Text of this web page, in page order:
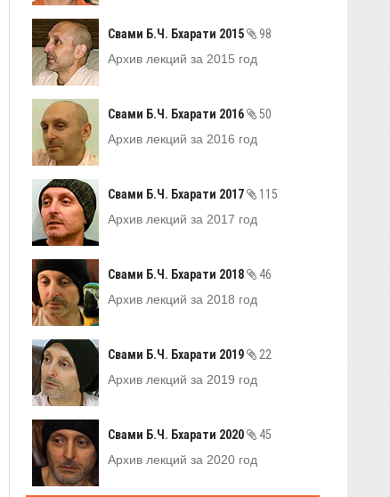
Свами Б.Ч. Бхарати 2015
98
Архив лекций за 2015 год
Свами Б.Ч. Бхарати 2016
50
Архив лекций за 2016 год
Свами Б.Ч. Бхарати 2017
115
Архив лекций за 2017 год
Свами Б.Ч. Бхарати 2018
46
Архив лекций за 2018 год
Свами Б.Ч. Бхарати 2019
22
Архив лекций за 2019 год
Свами Б.Ч. Бхарати 2020
45
Архив лекций за 2020 год